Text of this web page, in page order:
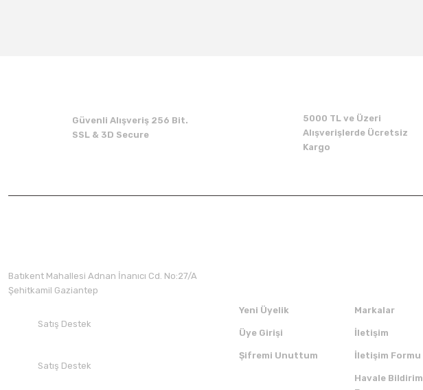
Güvenli Alışveriş 256 Bit.
SSL & 3D Secure
5000 TL ve Üzeri
Alışverişlerde Ücretsiz
Kargo
Batıkent Mahallesi Adnan İnanıcı Cd. No:27/A
Şehitkamil Gaziantep
Satış Destek
Satış Destek
Yeni Üyelik
Üye Girişi
Şifremi Unuttum
Markalar
İletişim
İletişim Formu
Havale Bildirim